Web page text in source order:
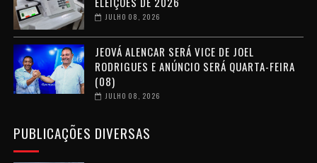
JULHO 08, 2026
JEOVÁ ALENCAR SERÁ VICE DE JOEL
RODRIGUES E ANÚNCIO SERÁ QUARTA-FEIRA
(08)
JULHO 08, 2026
PUBLICAÇÕES DIVERSAS